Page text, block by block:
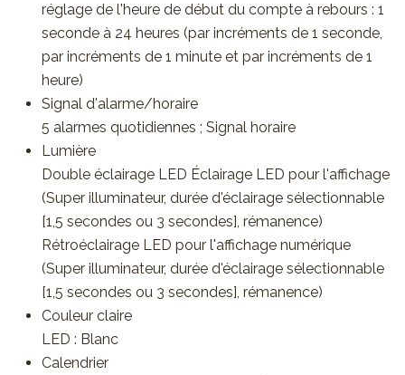
réglage de l'heure de début du compte à rebours : 1
seconde à 24 heures (par incréments de 1 seconde,
par incréments de 1 minute et par incréments de 1
heure)
Signal d'alarme/horaire
5 alarmes quotidiennes ; Signal horaire
Lumière
Double éclairage LED Éclairage LED pour l'affichage
(Super illuminateur, durée d'éclairage sélectionnable
[1,5 secondes ou 3 secondes], rémanence)
Rétroéclairage LED pour l'affichage numérique
(Super illuminateur, durée d'éclairage sélectionnable
[1,5 secondes ou 3 secondes], rémanence)
Couleur claire
LED : Blanc
Calendrier